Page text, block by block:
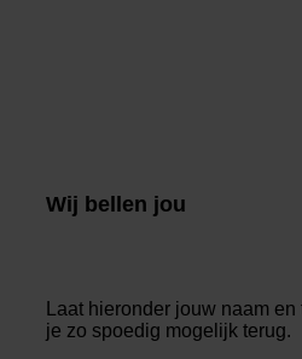
Wij bellen jou
Laat hieronder jouw naam
je zo spoedig mogelijk terug.